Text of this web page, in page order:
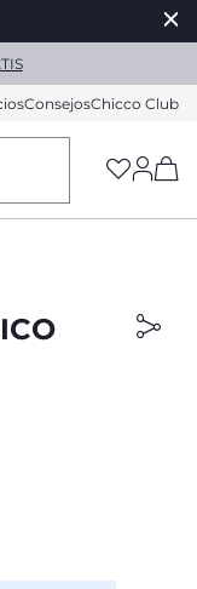
ConsejosChicco Club